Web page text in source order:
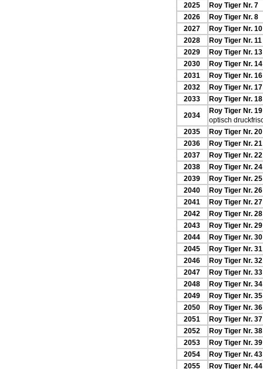
2025
Roy Tiger Nr. 7
2026
Roy Tiger Nr. 8
2027
Roy Tiger Nr. 10
2028
Roy Tiger Nr. 11
2029
Roy Tiger Nr. 13
2030
Roy Tiger Nr. 14
2031
Roy Tiger Nr. 16
2032
Roy Tiger Nr. 17
2033
Roy Tiger Nr. 18
2034
Roy Tiger Nr. 19
optisch
2035
Roy Tiger Nr. 20
2036
Roy Tiger Nr. 21
2037
Roy Tiger Nr. 22
2038
Roy Tiger Nr. 24
2039
Roy Tiger Nr. 25
2040
Roy Tiger Nr. 26
2041
Roy Tiger Nr. 27
2042
Roy Tiger Nr. 28
2043
Roy Tiger Nr. 29
2044
Roy Tiger Nr. 30
2045
Roy Tiger Nr. 31
2046
Roy Tiger Nr. 32
2047
Roy Tiger Nr. 33
2048
Roy Tiger Nr. 34
2049
Roy Tiger Nr. 35
2050
Roy Tiger Nr. 36
2051
Roy Tiger Nr. 37
2052
Roy Tiger Nr. 38
2053
Roy Tiger Nr. 39
2054
Roy Tiger Nr. 43
2055
Roy Tiger Nr. 44